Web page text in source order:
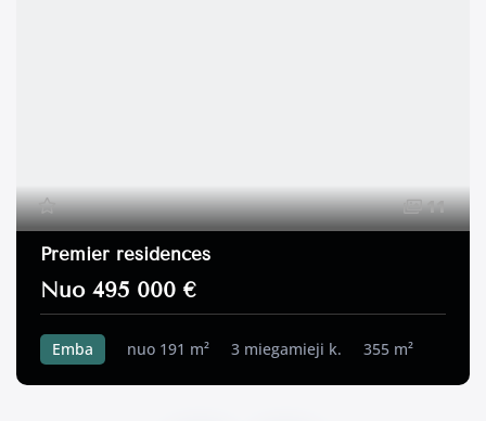
11
Premier residences
Nuo 495 000 €
Emba nuo 191 m² 3 miegamieji k. 355 m²